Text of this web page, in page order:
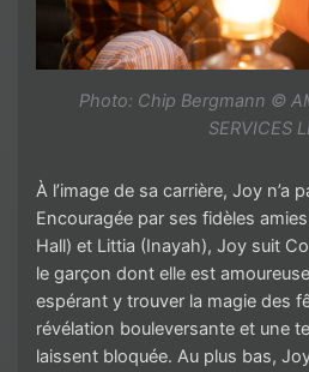
Photo: Chip Bergmann ©
SERVICES
À l’image de sa carrière, Joy n’a
Encouragée par ses fidèles
Hall) et Littia (Inayah), Joy suit
le garçon dont elle est
espérant y trouver la magie des
révélation bouleversante et une
laissent bloquée. Au plus bas,